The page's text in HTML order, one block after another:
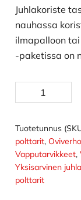
Juhlakoriste
nauhassa
ilmapalloon tai
-paketissa on
Juhlakoriste
tasseli
määrä
Tuotetunnus
polttarit,
Vapputarvikkeet,
Yksisarvinen
polttarit